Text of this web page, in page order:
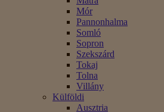
Mór
Pannonhalma
Somló
Sopron
Szekszárd
Tokaj
Tolna
Villány
Külföldi
Ausztria